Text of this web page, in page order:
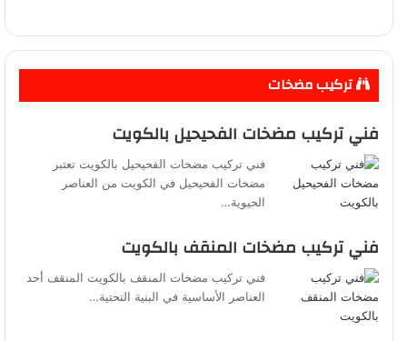
تركيب مضخات
فني تركيب مضخات الفحيحيل بالكويت
فني تركيب مضخات الفحيحيل بالكويت تعتبر
مضخات الفحيحيل في الكويت من العناصر
الحيوية…
فني تركيب مضخات المنقف بالكويت
فني تركيب مضخات المنقف بالكويت المنقف أحد
العناصر الأساسية في البنية التحتية…